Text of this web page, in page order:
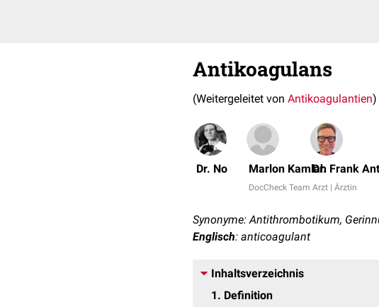
Antikoagulans
(Weitergeleitet von Antikoagulantien)
Dr. No Marlon Kamlah
DocCheck Team
Dr. Frank
Arzt | Ärztin
Synonyme: Antithrombotikum,
Englisch: anticoagulant
Inhaltsverzeichnis
1
Definition